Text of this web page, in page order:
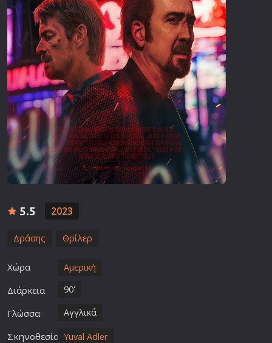
5.5 2023
Δράσης Θρίλερ
Χώρα Αμερική
Διάρκεια 90'
Γλώσσα Αγγλικά
Σκηνοθεσία Yuval Adler